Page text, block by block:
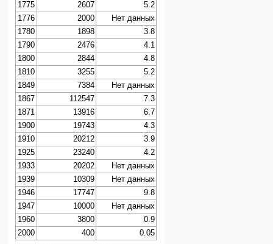
1775
2607
5.2
1776
2000
Нет данных
1780
1898
3.8
1790
2476
4.1
1800
2844
4.8
1810
3255
5.2
1849
7384
Нет данных
1867
112547
7.3
1871
13916
6.7
1900
19743
4.3
1910
20212
3.9
1925
23240
4.2
1933
20202
Нет данных
1939
10309
Нет данных
1946
17747
9.8
1947
10000
Нет данных
1960
3800
0.9
2000
400 0.05